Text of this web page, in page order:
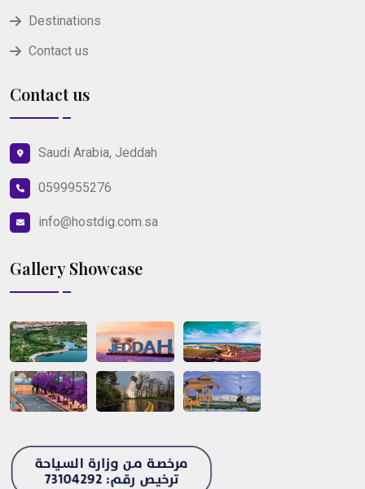
Destinations
Contact us
Contact us
Saudi Arabia, Jeddah
0599955276
info@hostdig.com.sa
Gallery Showcase